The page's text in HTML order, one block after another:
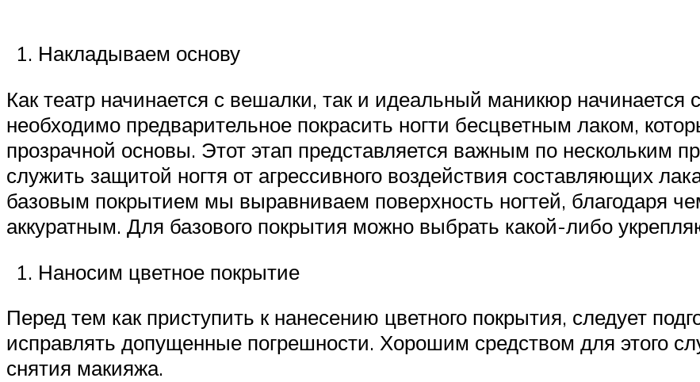
Накладываем основу
Как театр начинается с вешалки, так и идеальный маникюр начинается
необходимо предварительное покрасить ногти бесцветным лаком,
прозрачной основы. Этот этап представляется важным по нескольким
служить защитой ногтя от агрессивного воздействия составляющих
базовым покрытием мы выравниваем поверхность ногтей, благодаря
аккуратным. Для базового покрытия можно выбрать какой-либо
Наносим цветное покрытие
Перед тем как приступить к нанесению цветного покрытия, следует
исправлять допущенные погрешности. Хорошим средством для этого
снятия макияжа.